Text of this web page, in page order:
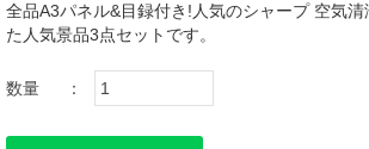
全品A3パネル&目録付き!人気のシャープ 空気清
た人気景品3点セットです。
数量 ：